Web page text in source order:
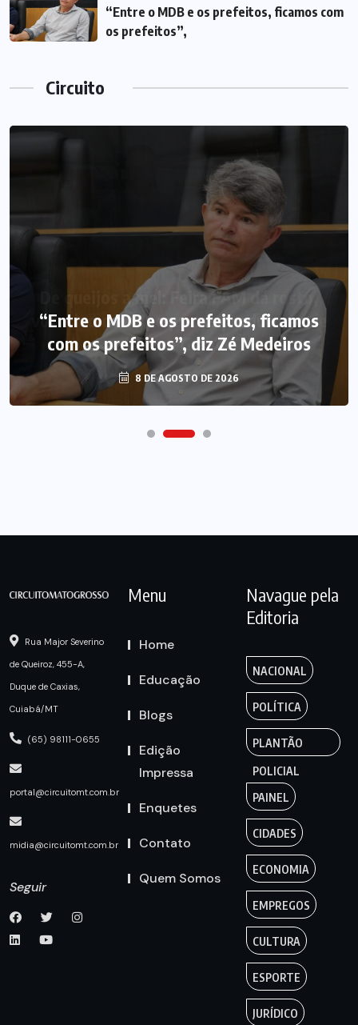
“Entre o MDB e os prefeitos, ficamos com
os prefeitos”,
Circuito
“Entre o MDB e os prefeitos, ficamos
com os prefeitos”, diz Zé Medeiros
8 DE AGOSTO DE 2026
Rua Major Severino
de Queiroz, 455-A,
Duque de Caxias,
Cuiabá/MT
(65) 98111-0655
portal@circuitomt.com.br
midia@circuitomt.com.br
Seguir
Menu
Home
Educação
Blogs
Edição
Impressa
Enquetes
Contato
Quem Somos
Navague pela
Editoria
NACIONAL
POLÍTICA
PLANTÃO
POLICIAL
PAINEL
CIDADES
ECONOMIA
EMPREGOS
CULTURA
ESPORTE
JURÍDICO